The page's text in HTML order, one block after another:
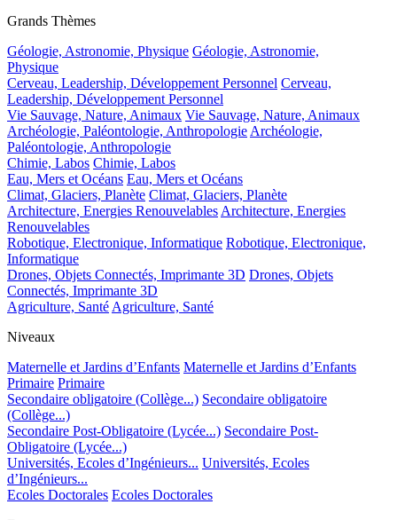
Grands Thèmes
Géologie, Astronomie, Physique Géologie, Astronomie,
Physique
Cerveau, Leadership, Développement Personnel Cerveau,
Leadership, Développement Personnel
Vie Sauvage, Nature, Animaux Vie Sauvage, Nature, Animaux
Archéologie, Paléontologie, AnthropologieArchéologie,
Paléontologie, Anthropologie
Chimie, Labos Chimie, Labos
Eau, Mers et Océans Eau, Mers et Océans
Climat, Glaciers, Planète Climat, Glaciers, Planète
Architecture, Energies RenouvelablesArchitecture, Energies
Renouvelables
Robotique, Electronique, Informatique Robotique, Electronique,
Informatique
Drones, Objets Connectés, Imprimante 3D Drones, Objets
Connectés, Imprimante 3D
Agriculture, SantéAgriculture, Santé
Niveaux
Maternelle et Jardins d’Enfants Maternelle et Jardins d’Enfants
Primaire Primaire
Secondaire obligatoire (Collège...) Secondaire obligatoire
(Collège...)
Secondaire Post-Obligatoire (Lycée...) Secondaire Post-
Obligatoire (Lycée...)
Universités, Ecoles d’Ingénieurs... Universités, Ecoles
d’Ingénieurs...
Ecoles Doctorales Ecoles Doctorales